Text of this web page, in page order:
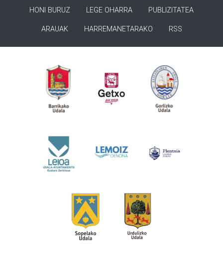
HONI BURUZ LEGE OHARRA PUBLIZITATEA
ARAUAK HARREMANETARAKO RSS